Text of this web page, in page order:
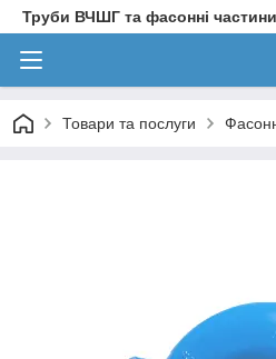
Труби ВЧШГ та фасонні
Товари та послуги